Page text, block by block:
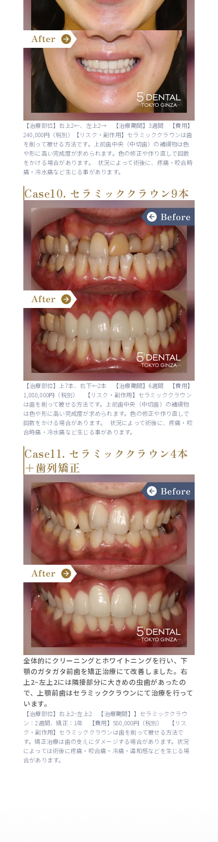
【治療部位】右上2←、左上2→ 【治療期間】3週間 【費用】
240,000円（税別）【リスク・副作用】セラミッククラウンは歯
を削って被せる方法です。上前歯中央（中切歯）の補綴物は色
や形に高い完成度が求められます。色の修正や作り直しで回数
をかける場合があります。 状況によって術後に、疼痛・咬合時
痛・冷水痛など生じる事があります。
Case10. セラミッククラウン9本
【治療部位】上7本、右下←2本 【治療期間】6週間 【費用】
1,080,000円（税別） 【リスク・副作用】セラミッククラウン
は歯を削って被せる方法です。上前歯中央（中切歯）の補綴物
は色や形に高い完成度が求められます。色の修正や作り直しで
回数をかける場合があります。 状況によって術後に、疼痛・咬
合時痛・冷水痛など生じる事があります。
Case11. セラミッククラウン4本
＋歯列矯正
全体的にクリーニングとホワイトニングを行い、下
顎のガタガタ前歯を矯正治療にて改善しました。右
上2~左上2には隣接部分に大きめの虫歯があったの
で、上顎前歯はセラミッククラウンにて治療を行って
います。
【治療部位】右上2~左上2 【治療期間】】セラミッククラウ
ン：2週間、矯正：1年 【費用】580,000円（税別） 【リス
ク・副作用】セラミッククラウンは歯を削って被せる方法で
す。矯正治療は歯の支えにダメージする場合があります。状況
によっては術後に疼痛・咬合痛・冷痛・違和感などを生じる場
合があります。